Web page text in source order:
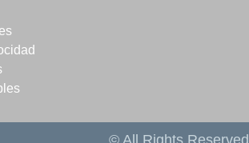
© All Rights Reserved.